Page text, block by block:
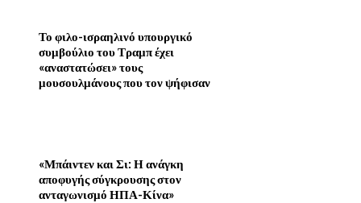
Το φιλο-ισραηλινό υπουργικό
συμβούλιο του Τραμπ έχει
«αναστατώσει» τους
μουσουλμάνους που τον ψήφισαν
«Μπάιντεν και Σι: Η ανάγκη
αποφυγής σύγκρουσης στον
ανταγωνισμό ΗΠΑ-Κίνα»